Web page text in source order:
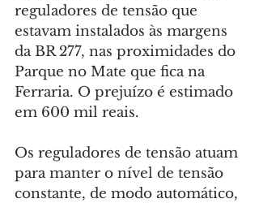
reguladores de tensão que
estavam instalados às margens
da BR 277, nas proximidades do
Parque no Mate que fica na
Ferraria. O prejuízo é estimado
em 600 mil reais.
Os reguladores de tensão atuam
para manter o nível de tensão
constante, de modo automático,